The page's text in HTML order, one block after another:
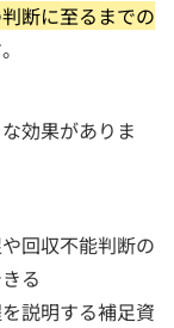
断に至るまでの
効果がありま
回収不能判断の
る
説明する補足資